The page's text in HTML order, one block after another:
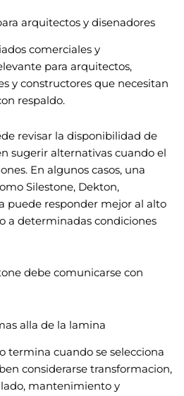
arquitectos y disenadores
comerciales y
para arquitectos,
y constructores que necesitan
respaldo.
revisar la disponibilidad de
sugerir alternativas cuando el
En algunos casos, una
Silestone, Dekton,
puede responder mejor al alto
a determinadas condiciones
debe comunicarse con
alla de la lamina
termina cuando se selecciona
considerarse transformacion,
mantenimiento y